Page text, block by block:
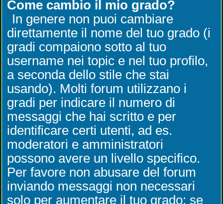
Come cambio il mio grado?
In genere non puoi cambiare
direttamente il nome del tuo grado (i
gradi compaiono sotto al tuo
username nei topic e nel tuo profilo,
a seconda dello stile che stai
usando). Molti forum utilizzano i
gradi per indicare il numero di
messaggi che hai scritto e per
identificare certi utenti, ad es.
moderatori e amministratori
possono avere un livello specifico.
Per favore non abusare del forum
inviando messaggi non necessari
solo per aumentare il tuo grado; se